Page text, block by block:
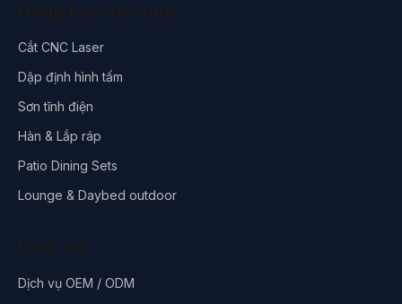
Cắt CNC Laser
Dập định hình tấm
Sơn tĩnh điện
Hàn & Lắp ráp
Patio Dining Sets
Lounge & Daybed outdoor
Dịch vụ OEM / ODM